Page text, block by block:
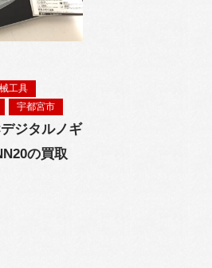
工具
宇都宮市
ジタルノギ
の買取